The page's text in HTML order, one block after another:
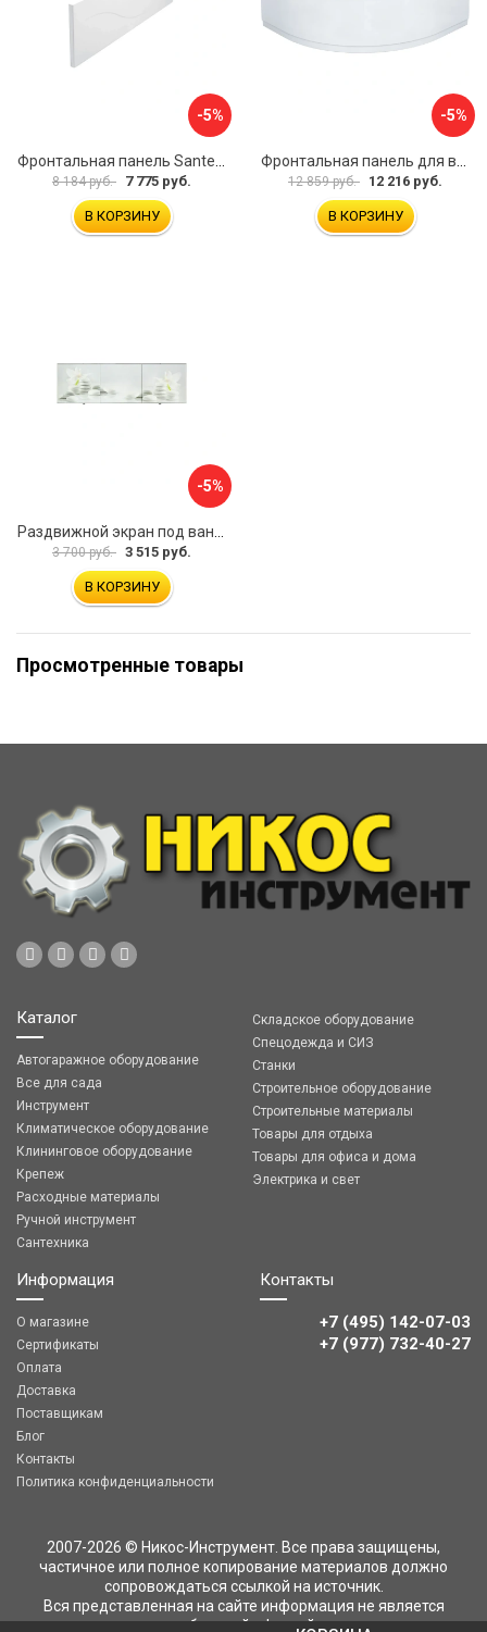
-5%
8 184 руб. 7 775 руб.
В КОРЗИНУ
-5%
12 859 руб. 12 216 руб.
В КОРЗИНУ
-5%
3 700 руб. 3 515 руб.
В КОРЗИНУ
Просмотренные товары
Каталог
Автогаражное оборудование
Все для сада
Инструмент
Климатическое оборудование
Клининговое оборудование
Крепеж
Расходные материалы
Ручной инструмент
Сантехника
Складское оборудование
Спецодежда и СИЗ
Станки
Строительное оборудование
Строительные материалы
Товары для отдыха
Товары для офиса и дома
Электрика и свет
Информация
О магазине
Сертификаты
Оплата
Доставка
Поставщикам
Блог
Контакты
Политика конфиденциальности
Контакты
+7 (495) 142-07-03
‎‎+7 (977) 732-40-27
2007-2026 © Никос-Инструмент. Все права защищены,
частичное или полное копирование материалов должно
сопровождаться ссылкой на источник.
Вся представленная на сайте информация не является
публичной офертой